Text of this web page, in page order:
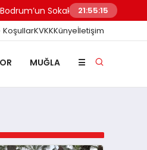
Sokak Canları ve Vicdan
21:55:16
KoşullarKVKKKünyeİletişim
MUĞLA ☰